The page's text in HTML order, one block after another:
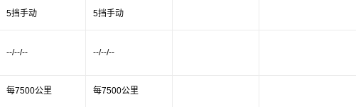
5挡手动 5挡手动
--/--/-- --/--/--
每7500公里 每7500公里